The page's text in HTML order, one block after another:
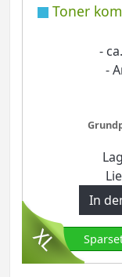
Toner
-
-
In